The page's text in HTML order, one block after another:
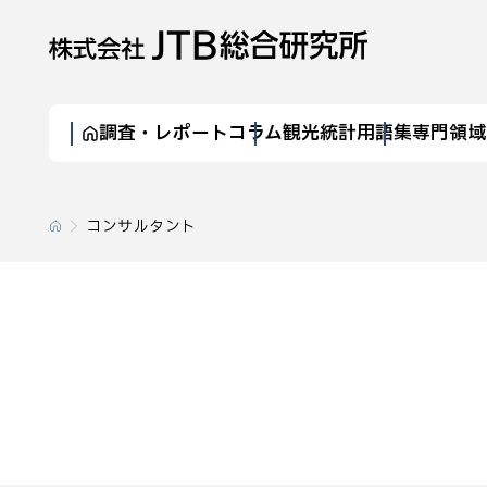
調査・レポートコラム観光統計用語集専門領域
コンサルタント